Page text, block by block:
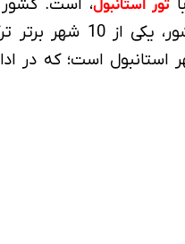
تور استانبول، است. کشور
چشمگیری در جذب توریست‌های خارجی
استانبول است؛ که در